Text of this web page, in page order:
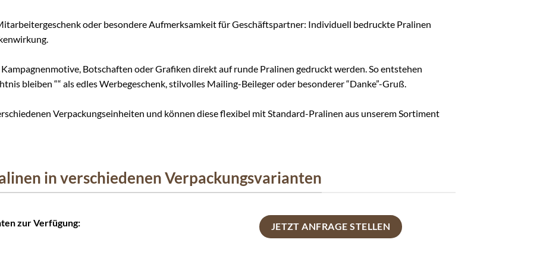
oder besondere Aufmerksamkeit für Geschäftspartner: Individuell bedruckte Pralinen
Botschaften oder Grafiken direkt auf runde Pralinen gedruckt werden. So entstehen
bleiben ““ als edles Werbegeschenk, stilvolles Mailing-Beileger oder besonderer “Danke”-Gruß.
Verpackungseinheiten und können diese flexibel mit Standard-Pralinen aus unserem Sortiment
in verschiedenen Verpackungsvarianten
zur Verfügung:
JETZT ANFRAGE STELLEN